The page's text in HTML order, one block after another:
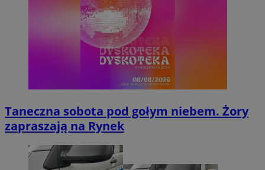
Taneczna sobota pod gołym niebem. Żory
zapraszają na Rynek